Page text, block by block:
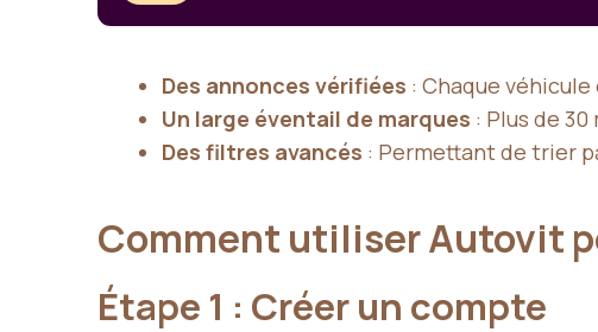
Des annonces vérifiées : Chaque
Un large éventail de marques : Plus de
Des filtres avancés : Permettant de trier
Comment utiliser Autovit
Étape 1 : Créer un compte